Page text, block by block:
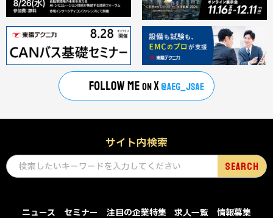
サイト内検索
ニュース セミナー 注目の企業特集 求人一覧 情報募集